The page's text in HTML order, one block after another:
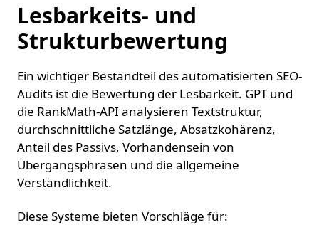
Lesbarkeits- und
Strukturbewertung
Ein wichtiger Bestandteil des automatisierten SEO-
Audits ist die Bewertung der Lesbarkeit. GPT und
die RankMath-API analysieren Textstruktur,
durchschnittliche Satzlänge, Absatzkohärenz,
Anteil des Passivs, Vorhandensein von
Übergangsphrasen und die allgemeine
Verständlichkeit.
Diese Systeme bieten Vorschläge für: